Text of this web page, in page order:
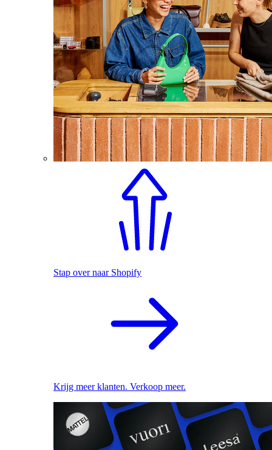
Stap over naar Shopify
Krijg meer klanten. Verkoop meer.